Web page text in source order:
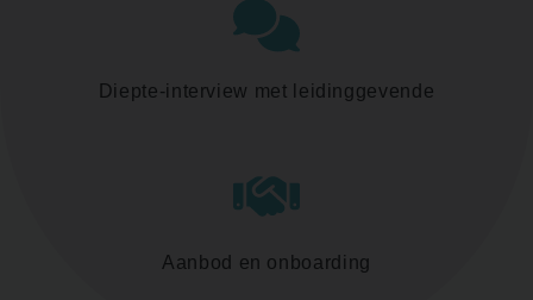
Diepte-interview met leidinggevende
Aanbod en onboarding